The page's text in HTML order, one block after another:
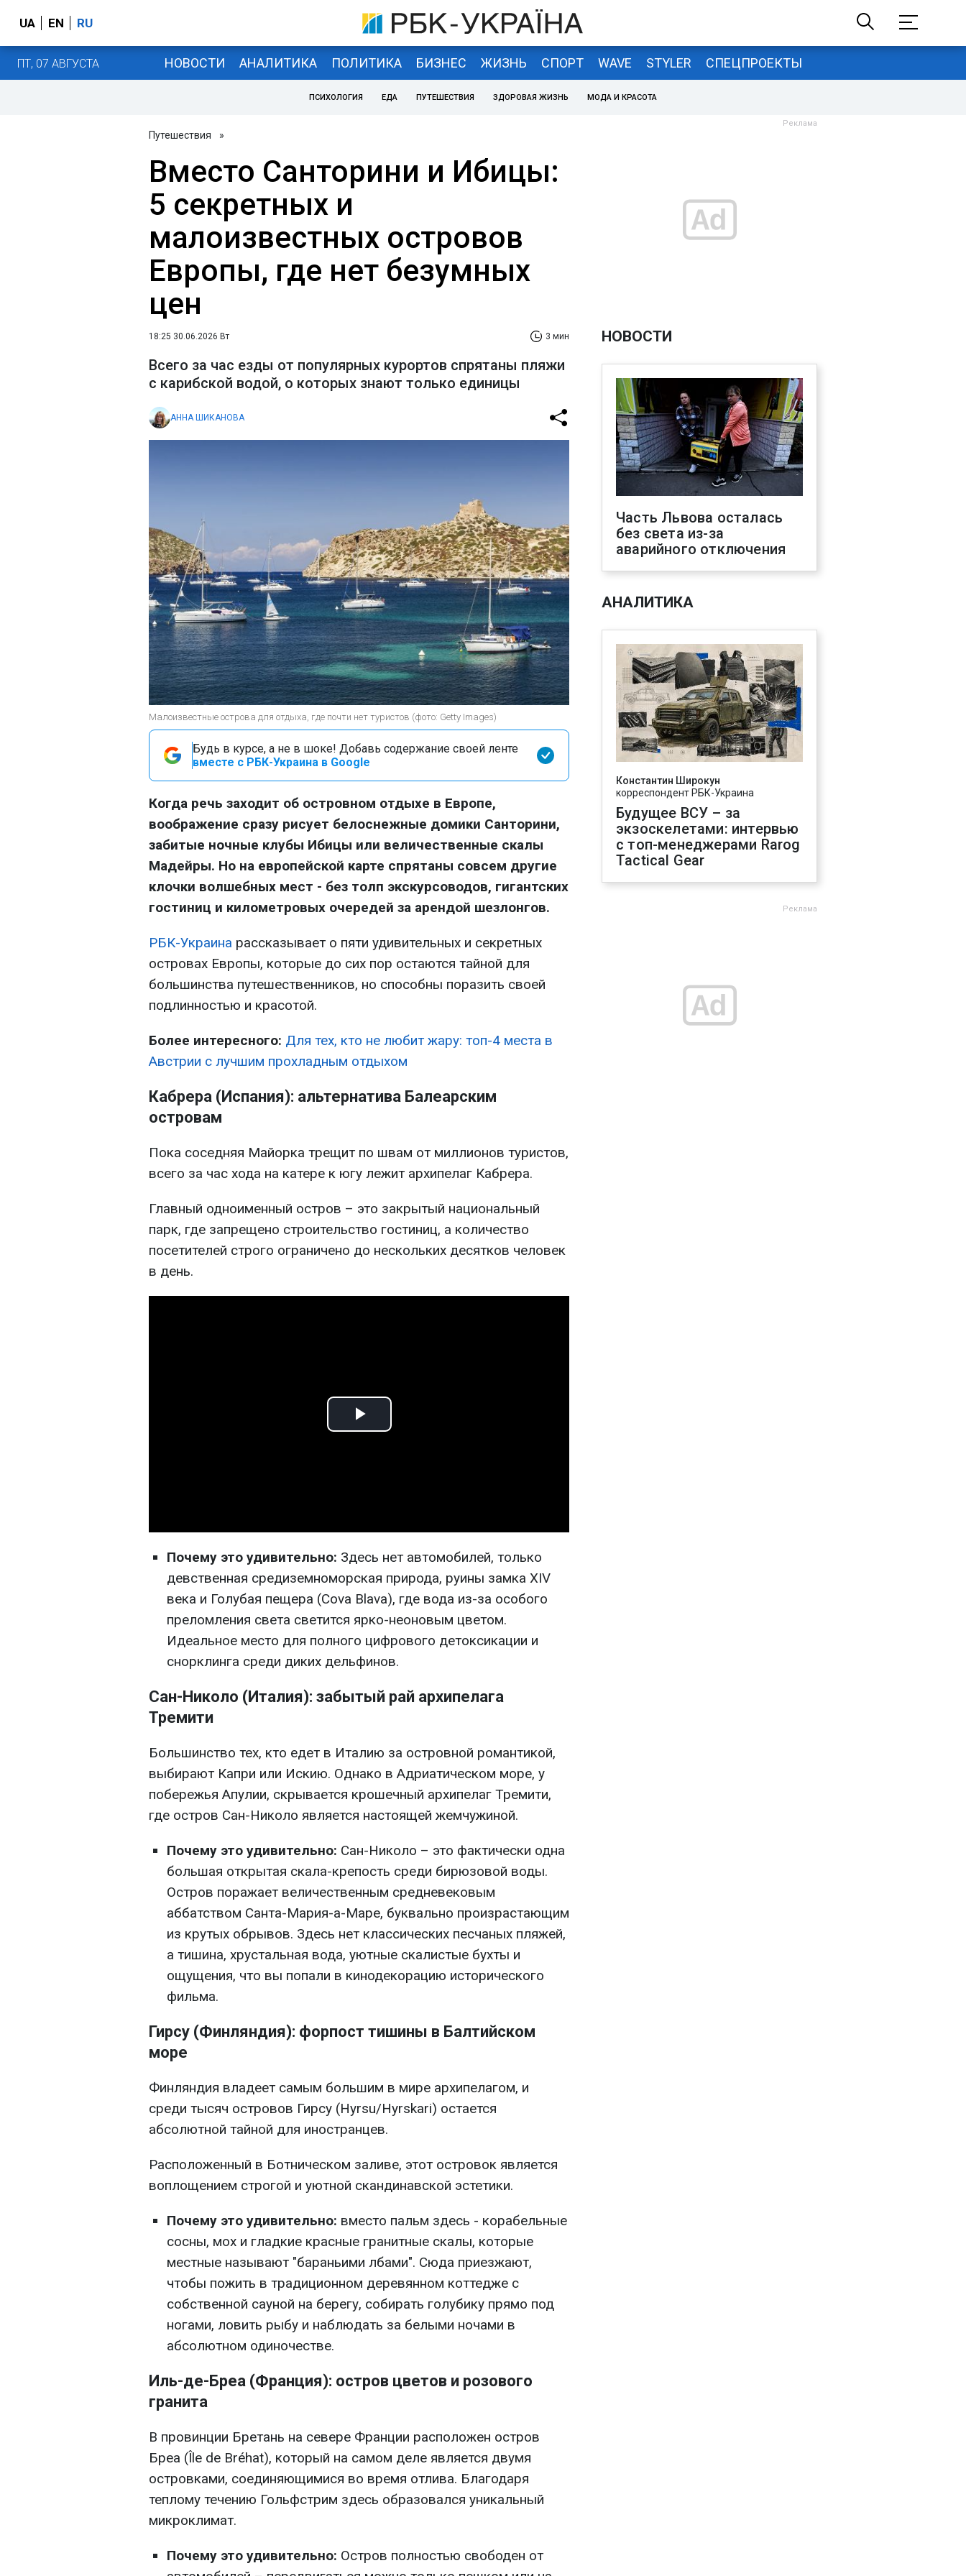
UA EN RU
ПТ, 07 АВГУСТА НОВОСТИ АНАЛИТИКА ПОЛИТИКА БИЗНЕС ЖИЗНЬ СПОРТ WAVE STYLER СПЕЦПРОЕКТЫ
ПСИХОЛОГИЯ ЕДА ПУТЕШЕСТВИЯ ЗДОРОВАЯ ЖИЗНЬ МОДА И КРАСОТА
Путешествия »
Вместо Санторини и Ибицы:
5 секретных и
малоизвестных островов
Европы, где нет безумных
цен
18:25 30.06.2026 Вт 3 мин
Всего за час езды от популярных курортов спрятаны пляжи
с карибской водой, о которых знают только единицы
АННА ШИКАНОВА
Малоизвестные острова для отдыха, где почти нет туристов (фото: Getty Images)
Будь в курсе, а не в шоке! Добавь содержание своей ленте
вместе с РБК-Украина в Google
Когда речь заходит об островном отдыхе в Европе,
воображение сразу рисует белоснежные домики Санторини,
забитые ночные клубы Ибицы или величественные скалы
Мадейры. Но на европейской карте спрятаны совсем другие
клочки волшебных мест - без толп экскурсоводов, гигантских
гостиниц и километровых очередей за арендой шезлонгов.
РБК-Украина рассказывает о пяти удивительных и секретных
островах Европы, которые до сих пор остаются тайной для
большинства путешественников, но способны поразить своей
подлинностью и красотой.
Более интересного: Для тех, кто не любит жару: топ-4 места в
Австрии с лучшим прохладным отдыхом
Кабрера (Испания): альтернатива Балеарским
островам
Пока соседняя Майорка трещит по швам от миллионов туристов,
всего за час хода на катере к югу лежит архипелаг Кабрера.
Главный одноименный остров – это закрытый национальный
парк, где запрещено строительство гостиниц, а количество
посетителей строго ограничено до нескольких десятков человек
в день.
Play
Почему это удивительно: Здесь нет автомобилей, только
девственная средиземноморская природа, руины замка XIV
века и Голубая пещера (Cova Blava), где вода из-за особого
преломления света светится ярко-неоновым цветом.
Идеальное место для полного цифрового детоксикации и
снорклинга среди диких дельфинов.
Сан-Николо (Италия): забытый рай архипелага
Тремити
Большинство тех, кто едет в Италию за островной романтикой,
выбирают Капри или Искию. Однако в Адриатическом море, у
побережья Апулии, скрывается крошечный архипелаг Тремити,
где остров Сан-Николо является настоящей жемчужиной.
Почему это удивительно: Сан-Николо – это фактически одна
большая открытая скала-крепость среди бирюзовой воды.
Остров поражает величественным средневековым
аббатством Санта-Мария-а-Маре, буквально произрастающим
из крутых обрывов. Здесь нет классических песчаных пляжей,
а тишина, хрустальная вода, уютные скалистые бухты и
ощущения, что вы попали в кинодекорацию исторического
фильма.
Гирсу (Финляндия): форпост тишины в Балтийском
море
Финляндия владеет самым большим в мире архипелагом, и
среди тысяч островов Гирсу (Hyrsu/Hyrskari) остается
абсолютной тайной для иностранцев.
Расположенный в Ботническом заливе, этот островок является
воплощением строгой и уютной скандинавской эстетики.
Почему это удивительно: вместо пальм здесь - корабельные
сосны, мох и гладкие красные гранитные скалы, которые
местные называют "бараньими лбами". Сюда приезжают,
чтобы пожить в традиционном деревянном коттедже с
собственной сауной на берегу, собирать голубику прямо под
ногами, ловить рыбу и наблюдать за белыми ночами в
абсолютном одиночестве.
Иль-де-Бреа (Франция): остров цветов и розового
гранита
В провинции Бретань на севере Франции расположен остров
Бреа (Île de Bréhat), который на самом деле является двумя
островками, соединяющимися во время отлива. Благодаря
теплому течению Гольфстрим здесь образовался уникальный
микроклимат.
Почему это удивительно: Остров полностью свободен от
НОВОСТИ
Часть Львова осталась
без света из-за
аварийного отключения
АНАЛИТИКА
Константин Широкун
корреспондент РБК-Украина
Будущее ВСУ – за
экзоскелетами: интервью
с топ-менеджерами Rarog
Tactical Gear